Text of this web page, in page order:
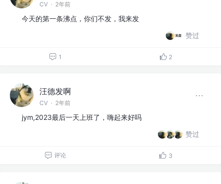
CV · 2年前
今天的第一条沸点，你们不发，我来发
赞过
1 2
汪德发啊
CV · 2年前
jym,2023最后一天上班了，嗨起来好吗
赞过
评论 3